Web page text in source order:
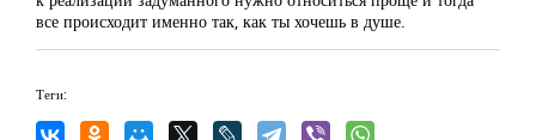
все происходит именно так, как ты хочешь в душе.
Теги: